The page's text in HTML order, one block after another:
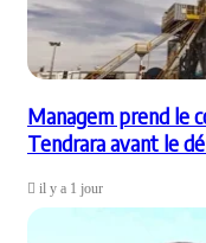
Managem prend le
Tendrara avant le
il y a 1 jour